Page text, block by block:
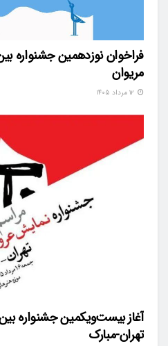
فراخوان نوزدهمین جشنواره
مریوان
آغاز بیست‌ویکمین جشنواره
تهران-مبارک